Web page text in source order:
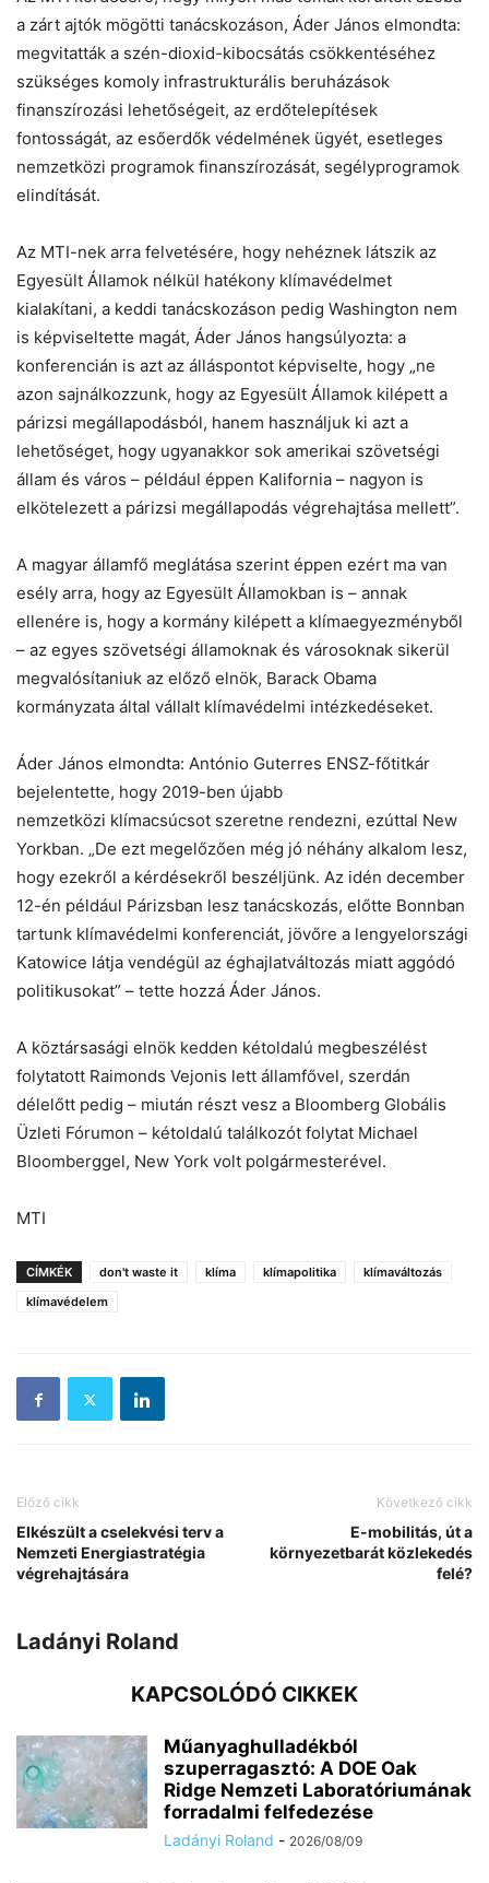
a zárt ajtók mögötti tanácskozáson, Áder János elmondta:
megvitatták a szén-dioxid-kibocsátás csökkentéséhez
szükséges komoly infrastrukturális beruházások
finanszírozási lehetőségeit, az erdőtelepítések
fontosságát, az esőerdők védelmének ügyét, esetleges
nemzetközi programok finanszírozását, segélyprogramok
elindítását.
Az MTI-nek arra felvetésére, hogy nehéznek látszik az
Egyesült Államok nélkül hatékony klímavédelmet
kialakítani, a keddi tanácskozáson pedig Washington nem
is képviseltette magát, Áder János hangsúlyozta: a
konferencián is azt az álláspontot képviselte, hogy „ne
azon sajnálkozzunk, hogy az Egyesült Államok kilépett a
párizsi megállapodásból, hanem használjuk ki azt a
lehetőséget, hogy ugyanakkor sok amerikai szövetségi
állam és város – például éppen Kalifornia – nagyon is
elkötelezett a párizsi megállapodás végrehajtása mellett”.
A magyar államfő meglátása szerint éppen ezért ma van
esély arra, hogy az Egyesült Államokban is – annak
ellenére is, hogy a kormány kilépett a klímaegyezményből
– az egyes szövetségi államoknak és városoknak sikerül
megvalósítaniuk az előző elnök, Barack Obama
kormányzata által vállalt klímavédelmi intézkedéseket.
Áder János elmondta: António Guterres ENSZ-főtitkár
bejelentette, hogy 2019-ben újabb
nemzetközi klímacsúcsot szeretne rendezni, ezúttal New
Yorkban. „De ezt megelőzően még jó néhány alkalom lesz,
hogy ezekről a kérdésekről beszéljünk. Az idén december
12-én például Párizsban lesz tanácskozás, előtte Bonnban
tartunk klímavédelmi konferenciát, jövőre a lengyelországi
Katowice látja vendégül az éghajlatváltozás miatt aggódó
politikusokat” – tette hozzá Áder János.
A köztársasági elnök kedden kétoldalú megbeszélést
folytatott Raimonds Vejonis lett államfővel, szerdán
délelőtt pedig – miután részt vesz a Bloomberg Globális
Üzleti Fórumon – kétoldalú találkozót folytat Michael
Bloomberggel, New York volt polgármesterével.
MTI
CÍMKÉK don't waste it klíma klímapolitika
klímaváltozás
klímavédelem
Előző cikk
Elkészült a cselekvési terv a
Nemzeti Energiastratégia
végrehajtására
Következő cikk
E-mobilitás, út a
környezetbarát közlekedés
felé?
Ladányi Roland
KAPCSOLÓDÓ CIKKEK
Műanyaghulladékból
szuperragasztó: A DOE Oak
Ridge Nemzeti Laboratóriumának
forradalmi felfedezése
Ladányi Roland - 2026/08/09